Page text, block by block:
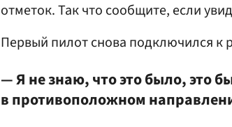
отметок. Так что сообщите, если
Первый пилот снова подключился к
— Я не знаю, что это было, это
в противоположном